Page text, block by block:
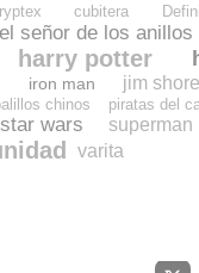
cubitera
el señor de los anillos
harry potter
iron man jim shore
chinos piratas del
star wars superman
varita